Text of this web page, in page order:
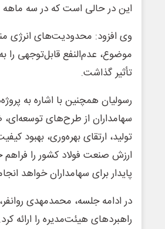
این در حالی است که در سه ماهه نخست ۱۴۰۵ این چالش
موضوع، عدم‌النفع قابل‌توجهی را
تأثیر گذاشت.
رسولیان همچنین با اشاره به
سهامداران از طرح‌های
تولید، ارتقای بهره‌وری، بهبود
ارزش صنعت فولاد کشور را
پایدار برای سهامداران خواهد
در ادامه جلسه، محمدمهدی
راهبردهای هیئت‌مدیره را